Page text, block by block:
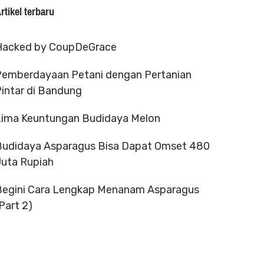
terbaru
by CoupDeGrace
Petani dengan Pertanian
di Bandung
Keuntungan Budidaya Melon
Asparagus Bisa Dapat Omset 480
Rupiah
Cara Lengkap Menanam Asparagus
2)